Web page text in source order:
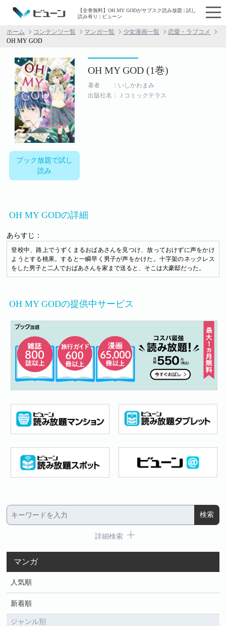
【全巻無料】OH MY GODがサブスク読み放題 | 試し
読み有り | ビューン
ホーム コンテンツ一覧 マンガ一覧 少女漫画一覧
恋愛・ラブコメ
OH MY GOD
ブック放題で試し
読み
OH MY GOD (1巻)
著者 ：いしかわまみ
出版社名：Ｊコミックテラス
OH MY GODの詳細
あらすじ：
登校中、路上でうずくまるおばあさんを見つけ、放っておけずに声をかけ
ようとする桃果。すると一瞬早く男子が声をかけた。十字架のネックレス
をした男子と二人でおばあさんを家まで送ると、そこは大豪邸だった。
OH MY GODの提供中サービス
詳細検索
マンガ
人気順
新着順
ジャンル別